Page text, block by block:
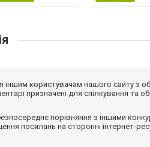
іншим користувачам нашого сайту з
призначені для спілкування та
порівняння з іншими
посилань на сторонні інтернет-